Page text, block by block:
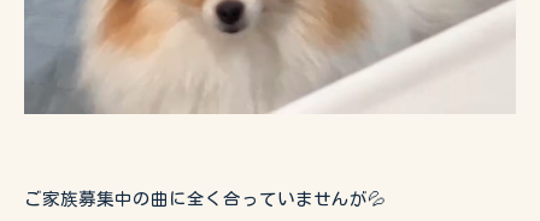
ご家族募集中の曲に全く合っていませんが💦